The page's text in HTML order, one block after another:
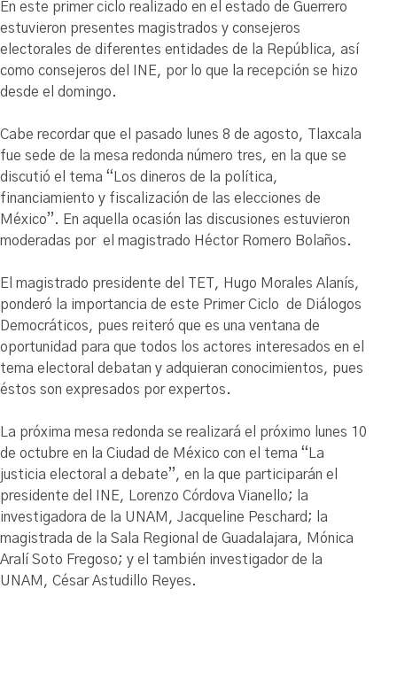
En este primer ciclo realizado en el estado de Guerrero
estuvieron presentes magistrados y consejeros
electorales de diferentes entidades de la República, así
como consejeros del INE, por lo que la recepción se hizo
desde el domingo.
Cabe recordar que el pasado lunes 8 de agosto, Tlaxcala
fue sede de la mesa redonda número tres, en la que se
discutió el tema “Los dineros de la política,
financiamiento y fiscalización de las elecciones de
México”. En aquella ocasión las discusiones estuvieron
moderadas por el magistrado Héctor Romero Bolaños.
El magistrado presidente del TET, Hugo Morales Alanís,
ponderó la importancia de este Primer Ciclo de Diálogos
Democráticos, pues reiteró que es una ventana de
oportunidad para que todos los actores interesados en el
tema electoral debatan y adquieran conocimientos, pues
éstos son expresados por expertos.
La próxima mesa redonda se realizará el próximo lunes 10
de octubre en la Ciudad de México con el tema “La
justicia electoral a debate”, en la que participarán el
presidente del INE, Lorenzo Córdova Vianello; la
investigadora de la UNAM, Jacqueline Peschard; la
magistrada de la Sala Regional de Guadalajara, Mónica
Aralí Soto Fregoso; y el también investigador de la
UNAM, César Astudillo Reyes.